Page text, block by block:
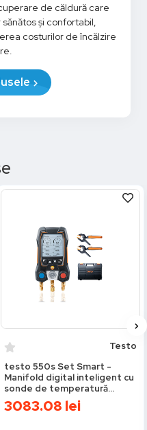
de căldură care
și confortabil,
costurilor de încălzire
Testo
testo 550s Set Smart -
Manifold digital inteligent cu
sonde de temperatură
wireless
3083.08 lei